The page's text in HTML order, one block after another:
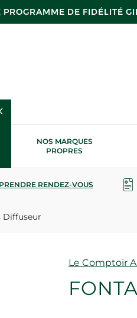
PROGRAMME DE FIDÉLITÉ
NOS MARQUES
PROPRES
PRENDRE RENDEZ-VOUS
Diffuseur
Marque
Le Comptoir